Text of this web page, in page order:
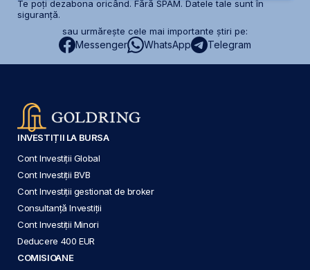
Te poți dezabona oricând. Fără SPAM. Datele tale sunt în
siguranță.
sau urmărește cele mai importante știri pe:
Messenger WhatsApp Telegram
INVESTIȚII LA BURSA
Cont Investiții Global
Cont Investiții BVB
Cont Investiții gestionat de broker
Consultanță Investiții
Cont Investiții Minori
Deducere 400 EUR
COMISIOANE